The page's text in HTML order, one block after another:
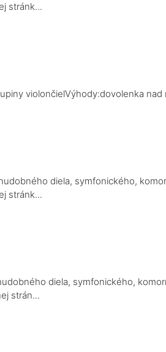
stránk...
violončielVýhody:dovolenka nad
diela, symfonického,
stránk...
diela, symfonického,
strán...